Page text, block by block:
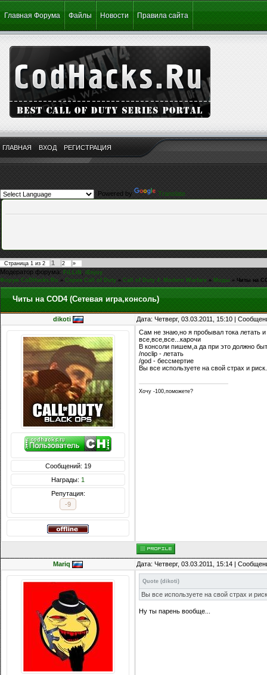
Главная Форума Файлы Новости Правила сайта
ГЛАВНАЯ ВХОД РЕГИСТРАЦИЯ
Powered by Translate
Страница 1 из 2 1 2 »
Модератор форума: FiLLiN,iEnjoy
Форум CoDHacks.Ru » Серия Call of Duty » Call of Duty 4: Modern Warfare » Моды » Читы на
Читы на COD4 (Сетевая игра,консоль)
dikoti Дата: Четверг, 03.03.2011, 15:10 |
Сообщений: 19
Награды: 1
Репутация:
-9
Сам не знаю,но я пробывал тока летать
все,все,все...карочи
В консоли пишем,а да при это должно
/noclip - летать
/god - бессмертие
Вы все используете на свой страх и
Хочу -100,поможете?
Mariq Дата: Четверг, 03.03.2011, 15:14 |
Quote (dikoti)
Вы все используете на свой страх и
Ну ты парень вообще...